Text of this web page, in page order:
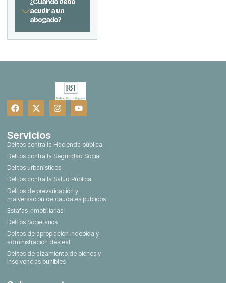
acudir a un
abogado?
Servicios
Delitos contra la Hacienda pública
Delitos contra la Seguridad Social
Delitos urbanísticos
Delitos contra la Salud Pública
Delitos de prevaricación y
malversación de caudales públicos
Estafas inmobiliarias
Delitos Societarios
Delitos de apropiación indebida y
administración desleal
Delitos de alzamiento de bienes y
insolvencias punibles